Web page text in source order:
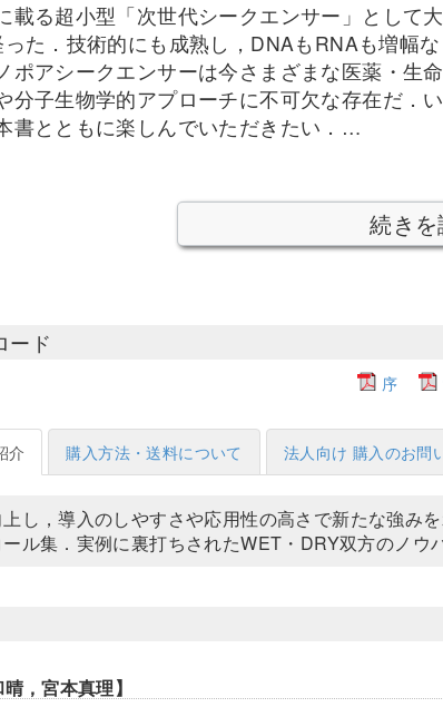
載る超小型「次世代シークエンサー」として
た．技術的にも成熟し，DNAもRNAも増幅
ポアシークエンサーは今さまざまな医薬・生
分子生物学的アプローチに不可欠な存在だ．
書とともに楽しんでいただきたい．…
続き
ード
序
介 購入方法・送料について 法人向け 購入のお問
し，導入のしやすさや応用性の高さで新たな強み
ル集．実例に裏打ちされたWET・DRY双方のノウ
，宮本真理】